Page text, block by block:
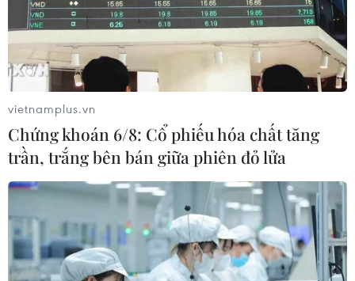
vietnamplus.vn
Chứng khoán 6/8: Cổ phiếu hóa chất tăng
trần, trắng bên bán giữa phiên đỏ lửa